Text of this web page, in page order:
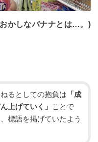
かしなバナナとは…。)
るとしての抱負は 「成
上げていく」
ことで
標語を掲げていたよう